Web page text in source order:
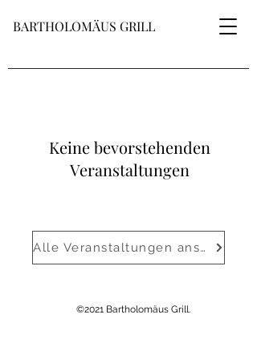
BARTHOLOMÄUS GRILL
Keine bevorstehenden
Veranstaltungen
Alle Veranstaltungen ansehen
©2021 Bartholomäus Grill.